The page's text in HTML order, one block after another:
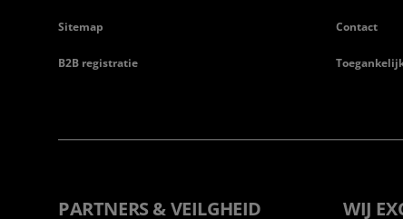
Sitemap
B2B registratie
Contact
PARTNERS & VEILGHEID WIJ